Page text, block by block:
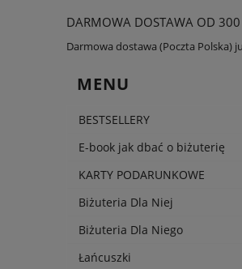
DARMOWA DOSTAWA OD
Darmowa dostawa (Poczta Polska)
MENU
BESTSELLERY
E-book jak dbać o biżuterię
KARTY PODARUNKOWE
Biżuteria Dla Niej
Biżuteria Dla Niego
Łańcuszki